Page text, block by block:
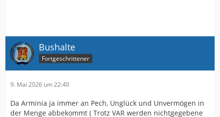
Bushalte
Fortgeschrittener
9. Mai 2026 um 22:40
Da Arminia ja immer an Pech, Unglück und Unvermögen in
der Menge abbekommt ( Trotz VAR werden nichtgegebene